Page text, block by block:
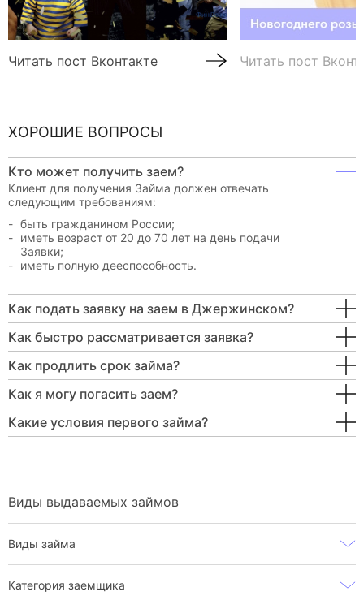
Читать пост Вконтакте Читать пост
ХОРОШИЕ ВОПРОСЫ
Кто может получить заем?
Клиент для получения Займа должен отвечать
следующим требованиям:
быть гражданином России;
иметь возраст от 20 до 70 лет на день подачи
Заявки;
иметь полную дееспособность.
Как подать заявку на заем в Джержинском?
Как быстро рассматривается заявка?
Как продлить срок займа?
Как я могу погасить заем?
Какие условия первого займа?
Виды выдаваемых займов
Виды займа
Категория заемщика